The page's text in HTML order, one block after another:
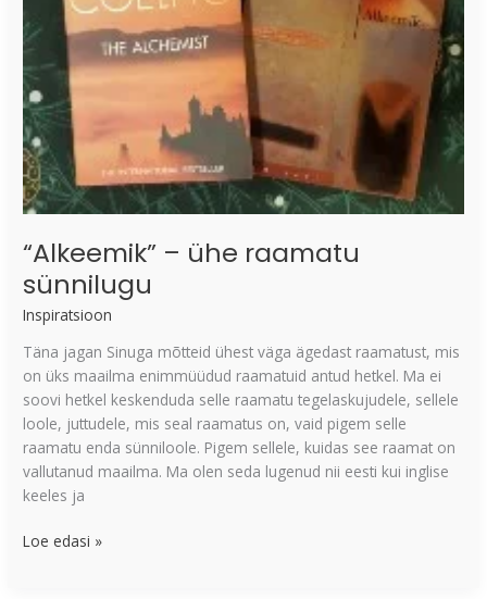
“Alkeemik” – ühe raamatu
sünnilugu
Inspiratsioon
Täna jagan Sinuga mõtteid ühest väga ägedast raamatust, mis
on üks maailma enimmüüdud raamatuid antud hetkel. Ma ei
soovi hetkel keskenduda selle raamatu tegelaskujudele, sellele
loole, juttudele, mis seal raamatus on, vaid pigem selle
raamatu enda sünniloole. Pigem sellele, kuidas see raamat on
vallutanud maailma. Ma olen seda lugenud nii eesti kui inglise
keeles ja
Loe edasi »